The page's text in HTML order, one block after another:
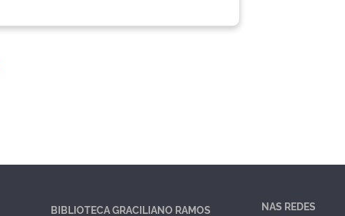
BIBLIOTECA GRACILIANO RAMOS NAS REDES